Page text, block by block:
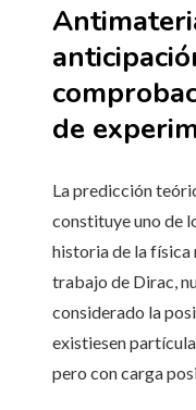
de
La predicción
constituye uno de
historia de la física
trabajo de Dirac,
considerado la
existiesen
pero con carga